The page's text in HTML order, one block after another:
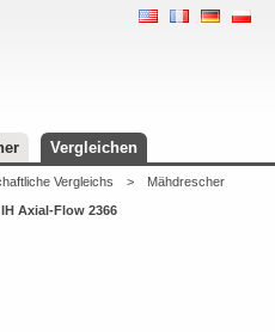
Vergleichen
Vergleichs >
Mähdrescher
Axial-Flow 2366